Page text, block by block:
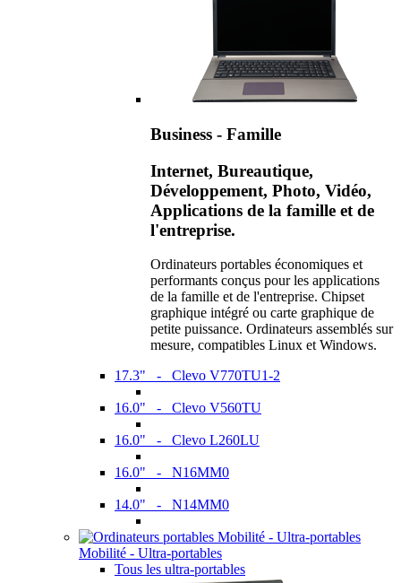
Business - Famille
Internet, Bureautique,
Développement, Photo, Vidéo,
Applications de la famille et de
l'entreprise.
Ordinateurs portables économiques et
performants conçus pour les applications
de la famille et de l'entreprise. Chipset
graphique intégré ou carte graphique de
petite puissance. Ordinateurs assemblés sur
mesure, compatibles Linux et Windows.
17.3" - Clevo V770TU1-2
16.0" - Clevo V560TU
16.0" - Clevo L260LU
16.0" - N16MM0
14.0" - N14MM0
Mobilité - Ultra-portables
Tous les ultra-portables